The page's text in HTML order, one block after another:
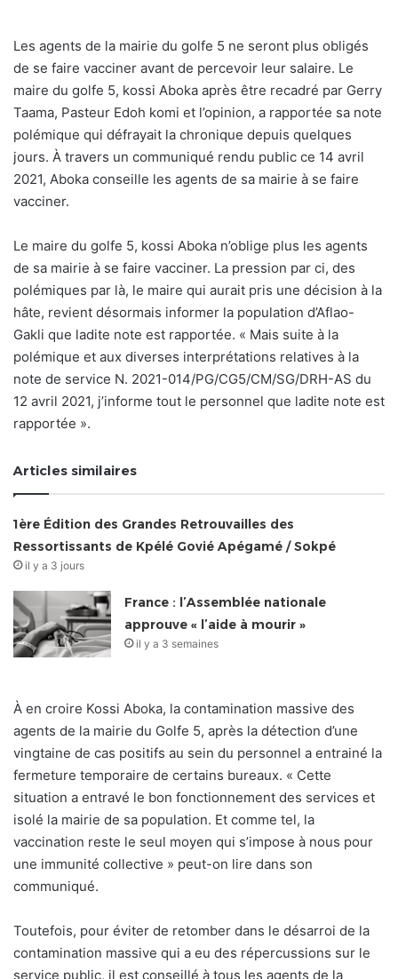
Les agents de la mairie du golfe 5 ne seront plus obligés
de se faire vacciner avant de percevoir leur salaire. Le
maire du golfe 5, kossi Aboka après être recadré par Gerry
Taama, Pasteur Edoh komi et l’opinion, a rapportée sa note
polémique qui défrayait la chronique depuis quelques
jours. À travers un communiqué rendu public ce 14 avril
2021, Aboka conseille les agents de sa mairie à se faire
vacciner.
Le maire du golfe 5, kossi Aboka n’oblige plus les agents
de sa mairie à se faire vacciner. La pression par ci, des
polémiques par là, le maire qui aurait pris une décision à la
hâte, revient désormais informer la population d’Aflao-
Gakli que ladite note est rapportée. « Mais suite à la
polémique et aux diverses interprétations relatives à la
note de service N. 2021-014/PG/CG5/CM/SG/DRH-AS du
12 avril 2021, j’informe tout le personnel que ladite note est
rapportée ».
Articles similaires
1ère Édition des Grandes Retrouvailles des
Ressortissants de Kpélé Govié Apégamé / Sokpé
il y a 3 jours
France : l’Assemblée nationale
approuve « l’aide à mourir »
il y a 3 semaines
À en croire Kossi Aboka, la contamination massive des
agents de la mairie du Golfe 5, après la détection d’une
vingtaine de cas positifs au sein du personnel a entrainé la
fermeture temporaire de certains bureaux. « Cette
situation a entravé le bon fonctionnement des services et
isolé la mairie de sa population. Et comme tel, la
vaccination reste le seul moyen qui s’impose à nous pour
une immunité collective » peut-on lire dans son
communiqué.
Toutefois, pour éviter de retomber dans le désarroi de la
contamination massive qui a eu des répercussions sur le
service public, il est conseillé à tous les agents de la